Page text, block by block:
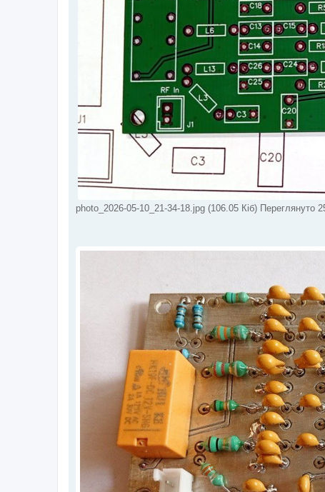
photo_2026-05-10_21-34-18.jpg (106.05 Кіб) Переглянуто